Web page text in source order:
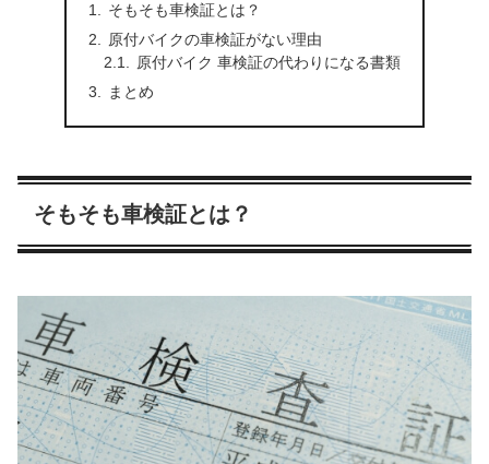
そもそも車検証とは？
原付バイクの車検証がない理由
原付バイク 車検証の代わりになる書類
まとめ
そもそも車検証とは？